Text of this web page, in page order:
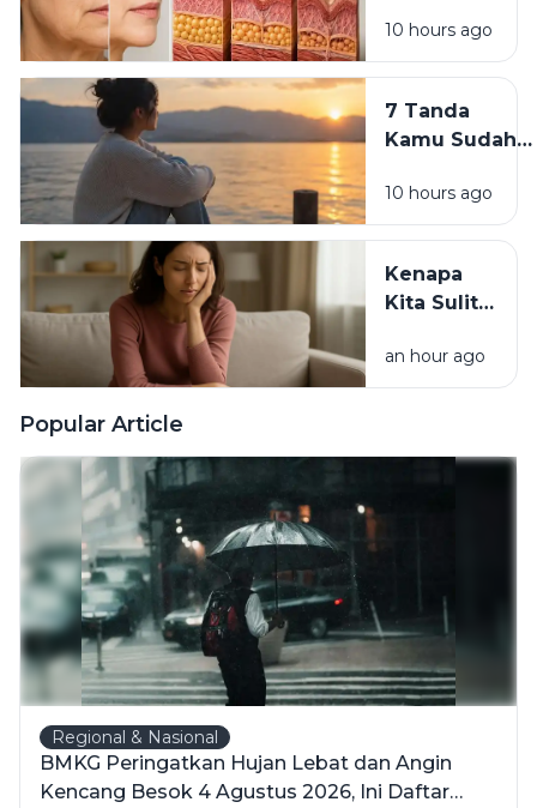
7
Kebiasaan
Diam-
Diam Bikin
Cepat Tua
10 hours ago
7 Tanda
Kamu Sudah
Meninggalkan
Versi Lama
10 hours ago
Kenapa
Kita Sulit
Padahal
Tahu
an hour ago
Popular Article
Regional & Nasional
BMKG Peringatkan Hujan Lebat dan Angin
Kencang Besok 4 Agustus 2026, Ini Daftar